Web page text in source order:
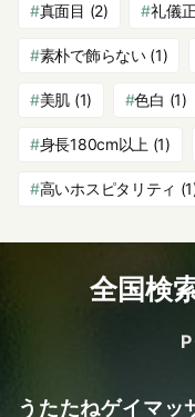
真面目 (2) 礼儀
素朴で飾らない(1)
美肌 (1) 色白 (1)
身長180cm以上 (1)
高いホスピタリティ
全国検
うたたねゲイマッ